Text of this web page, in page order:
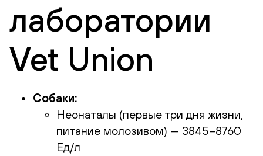
лаборатории
Vet Union
Собаки:
Неонаталы (первые три дня жизни,
питание молозивом) — 3845–8760
Ед/л